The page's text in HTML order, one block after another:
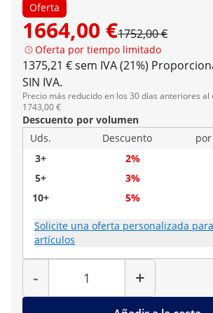
Oferta
1664,00 €1752,00 €
Oferta por tiempo limitado
1375,21 € sem IVA (21%)
SIN IVA.
Precio más reducido en los 30 días anteriores al
1743,00 €
Descuento por volumen
Uds.
Descuento
3+
2%
5+
3%
10+
5%
Solicite una oferta personalizada
artículos
-
Cantidad
+